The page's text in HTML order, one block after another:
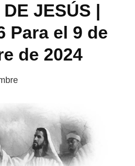
JESÚS |
Para el 9 de
de 2024